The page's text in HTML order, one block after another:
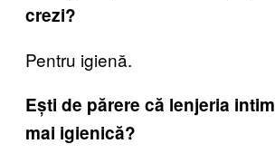
crezi?
Pentru igienă.
Ești de părere că lenjeria
mai igienică?